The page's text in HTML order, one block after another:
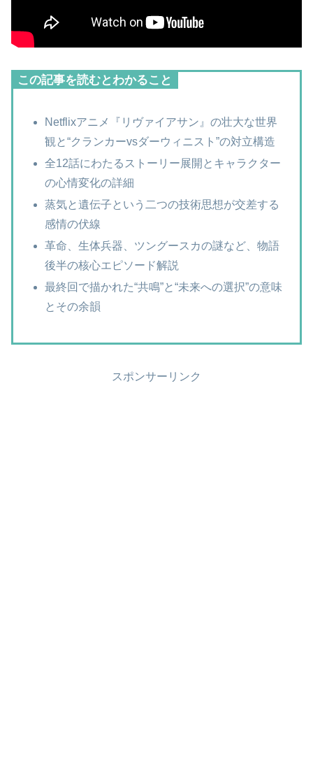
この記事を読むとわかること
Netflixアニメ『リヴァイアサン』の壮大な世界
観と“クランカーvsダーウィニスト”の対立構造
全12話にわたるストーリー展開とキャラクター
の心情変化の詳細
蒸気と遺伝子という二つの技術思想が交差する
感情の伏線
革命、生体兵器、ツングースカの謎など、物語
後半の核心エピソード解説
最終回で描かれた“共鳴”と“未来への選択”の意味
とその余韻
スポンサーリンク